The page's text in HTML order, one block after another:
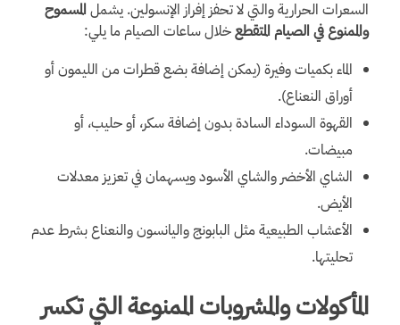
السعرات الحرارية والتي لا تحفز إفراز الإنسولين. يشمل المسموح
والممنوع في الصيام المتقطعخلال ساعات الصيام ما يلي:
الماء بكميات وفيرة (يمكن إضافة بضع قطرات من الليمون أو
أوراق النعناع).
القهوة السوداء السادة بدون إضافة سكر، أو حليب، أو
مبيضات.
الشاي الأخضر والشاي الأسود ويسهمان في تعزيز معدلات
الأيض.
الأعشاب الطبيعية مثل البابونج واليانسون والنعناع بشرط عدم
تحليتها.
المأكولات والمشروبات الممنوعة التي تكسر